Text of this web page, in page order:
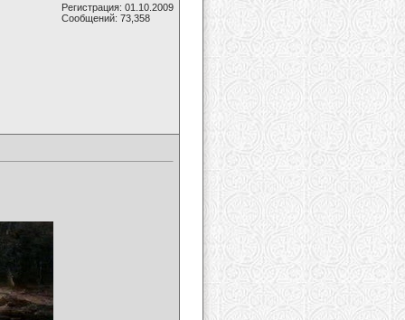
Регистрация: 01.10.2009
Сообщений: 73,358